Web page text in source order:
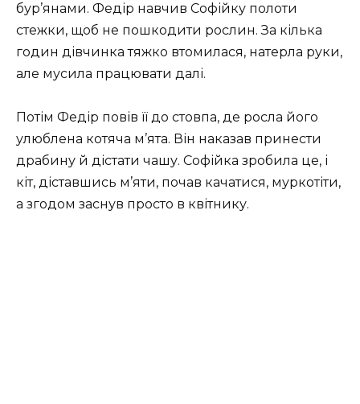
бур’янами. Федір навчив Софійку полоти
стежки, щоб не пошкодити рослин. За кілька
годин дівчинка тяжко втомилася, натерла руки,
але мусила працювати далі.
Потім Федір повів її до стовпа, де росла його
улюблена котяча м’ята. Він наказав принести
драбину й дістати чашу. Софійка зробила це, і
кіт, діставшись м’яти, почав качатися, муркотіти,
а згодом заснув просто в квітнику.